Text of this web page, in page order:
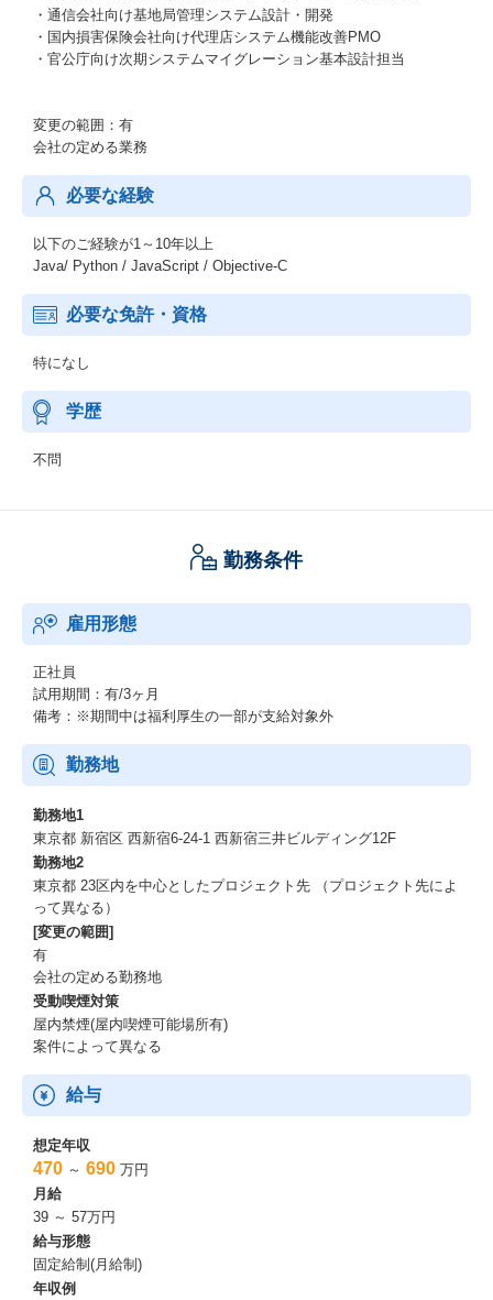
・通信会社向け基地局管理システム設計・開発
・国内損害保険会社向け代理店システム機能改善PMO
・官公庁向け次期システムマイグレーション基本設計担当
変更の範囲：有
会社の定める業務
必要な経験
以下のご経験が1～10年以上
Java/ Python / JavaScript / Objective-C
必要な免許・資格
特になし
学歴
不問
勤務条件
雇用形態
正社員
試用期間：有/3ヶ月
備考：※期間中は福利厚生の一部が支給対象外
勤務地
勤務地1
東京都 新宿区 西新宿6-24-1 西新宿三井ビルディング12F
勤務地2
東京都 23区内を中心としたプロジェクト先 （プロジェクト先によ
って異なる）
[変更の範囲]
有
会社の定める勤務地
受動喫煙対策
屋内禁煙(屋内喫煙可能場所有)
案件によって異なる
給与
想定年収
470 ～ 690 万円
月給
39 ～ 57万円
給与形態
固定給制(月給制)
年収例